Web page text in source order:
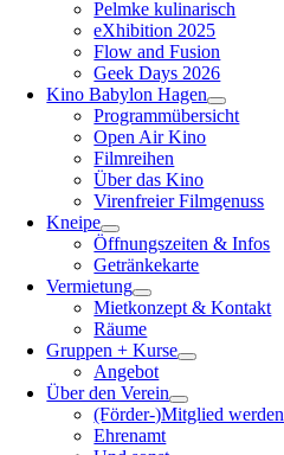
Pelmke kulinarisch
eXhibition 2025
Flow and Fusion
Geek Days 2026
Kino Babylon Hagen
Programmübersicht
Open Air Kino
Filmreihen
Über das Kino
Virenfreier Filmgenuss
Kneipe
Öffnungszeiten & Infos
Getränkekarte
Vermietung
Mietkonzept & Kontakt
Räume
Gruppen + Kurse
Angebot
Über den Verein
(Förder-)Mitglied werden
Ehrenamt